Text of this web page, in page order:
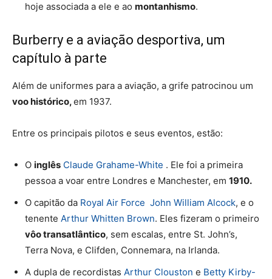
hoje associada a ele e ao montanhismo.
Burberry e a aviação desportiva, um
capítulo à parte
Além de uniformes para a aviação, a grife patrocinou um
voo histórico,em 1937.
Entre os principais pilotos e seus eventos, estão:
O inglês Claude Grahame-White . Ele foi a primeira
pessoa a voar entre Londres e Manchester, em 1910.
O capitão da Royal Air Force John William Alcock, e o
tenente Arthur Whitten Brown. Eles fizeram o primeiro
vôo transatlântico, sem escalas, entre St. John’s,
Terra Nova, e Clifden, Connemara, na Irlanda.
A dupla de recordistas Arthur Clouston e Betty Kirby-